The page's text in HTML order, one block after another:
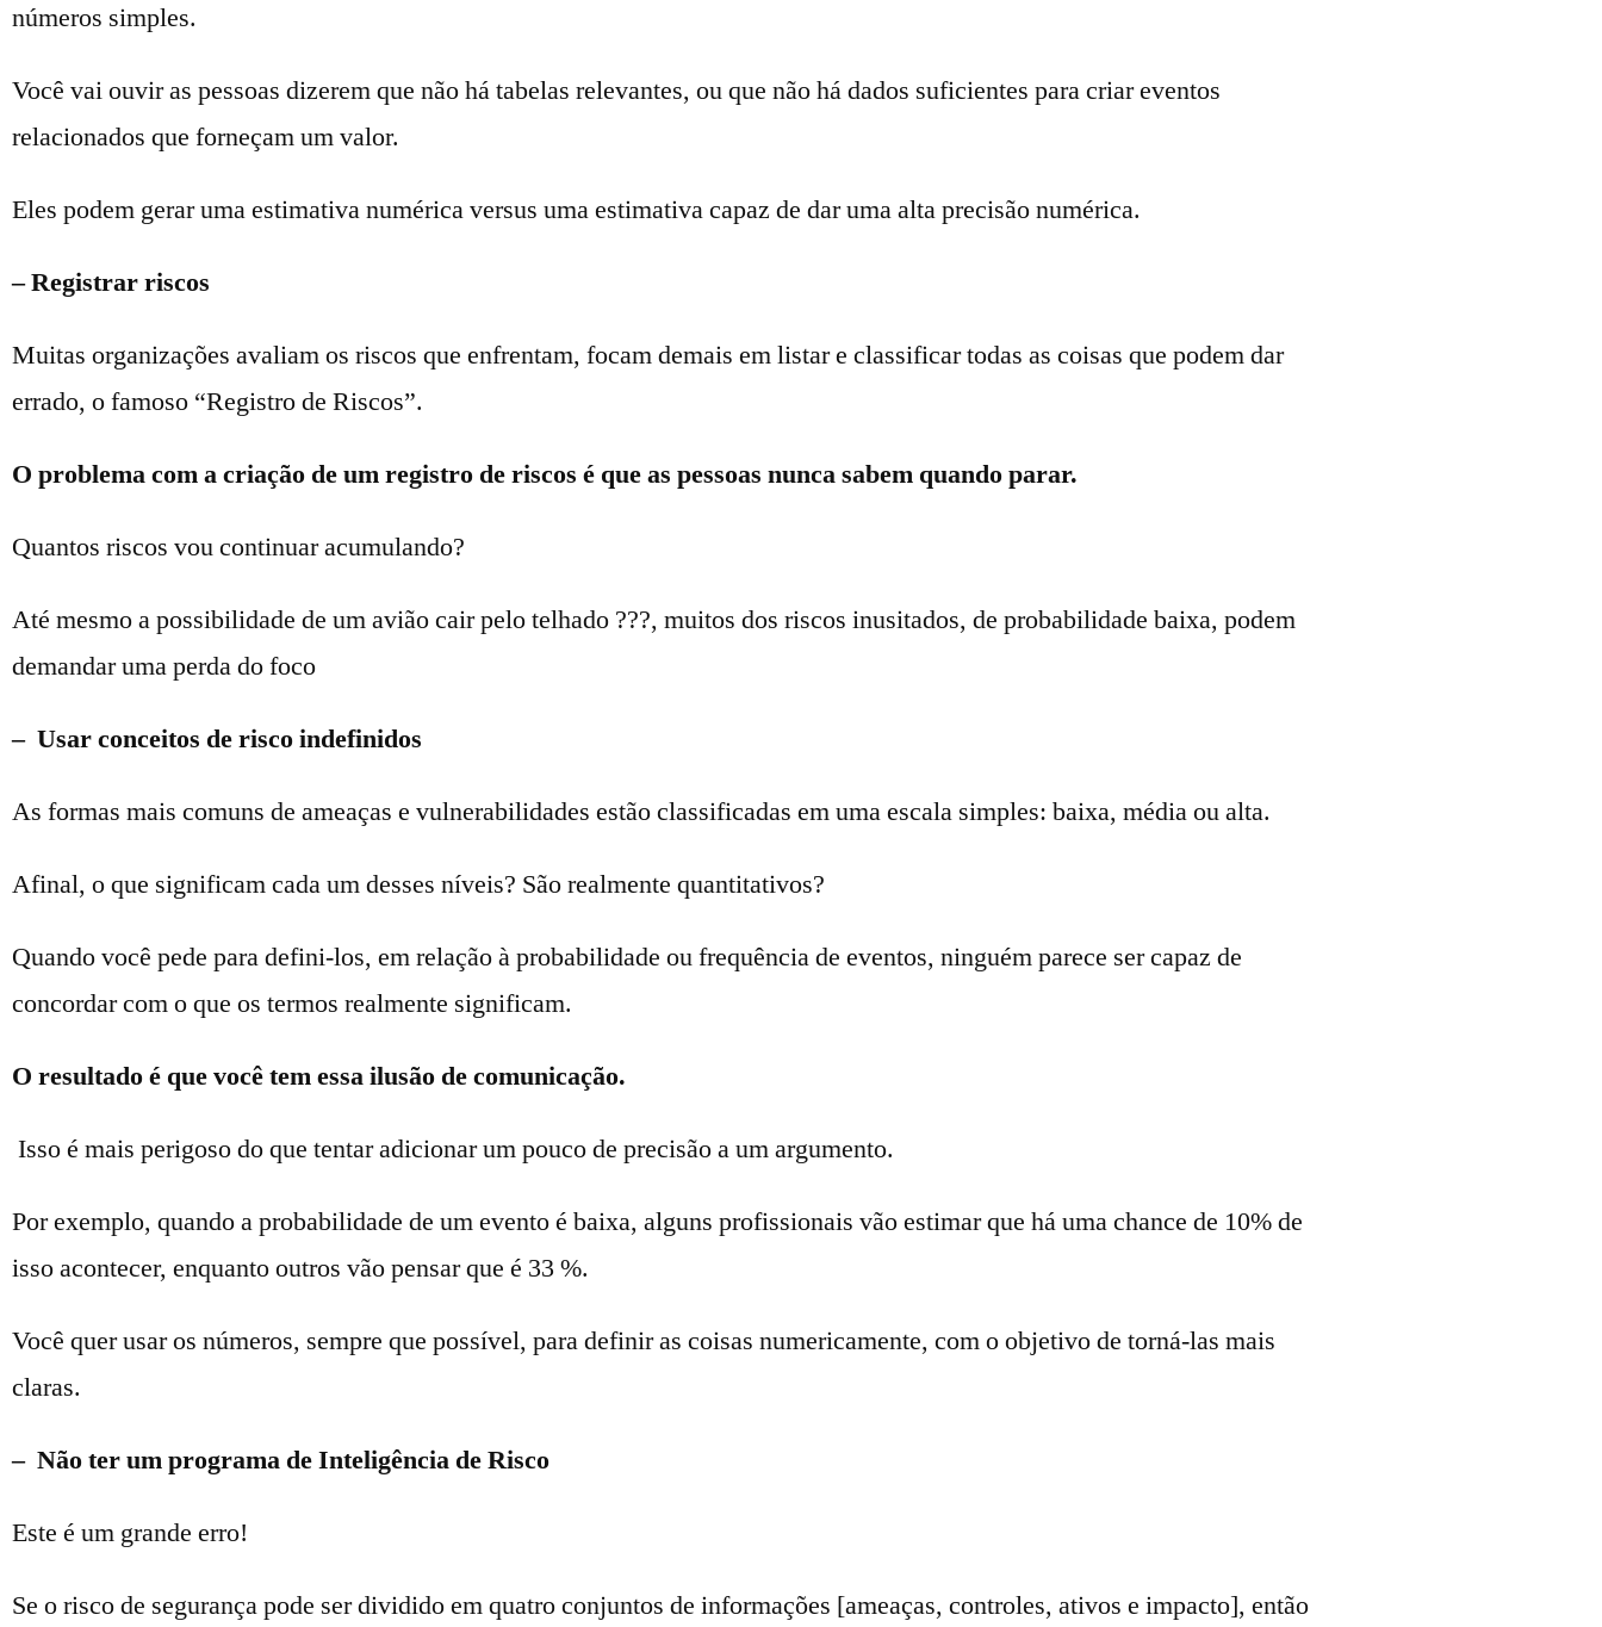
números simples.
Você vai ouvir as pessoas dizerem que não há tabelas relevantes, ou que não há dados suficientes para criar eventos
relacionados que forneçam um valor.
Eles podem gerar uma estimativa numérica versus uma estimativa capaz de dar uma alta precisão numérica.
– Registrar riscos
Muitas organizações avaliam os riscos que enfrentam, focam demais em listar e classificar todas as coisas que podem dar
errado, o famoso “Registro de Riscos”.
O problema com a criação de um registro de riscos é que as pessoas nunca sabem quando parar.
Quantos riscos vou continuar acumulando?
Até mesmo a possibilidade de um avião cair pelo telhado ???, muitos dos riscos inusitados, de probabilidade baixa, podem
demandar uma perda do foco
– Usar conceitos de risco indefinidos
As formas mais comuns de ameaças e vulnerabilidades estão classificadas em uma escala simples: baixa, média ou alta.
Afinal, o que significam cada um desses níveis? São realmente quantitativos?
Quando você pede para defini-los, em relação à probabilidade ou frequência de eventos, ninguém parece ser capaz de
concordar com o que os termos realmente significam.
O resultado é que você tem essa ilusão de comunicação.
Isso é mais perigoso do que tentar adicionar um pouco de precisão a um argumento.
Por exemplo, quando a probabilidade de um evento é baixa, alguns profissionais vão estimar que há uma chance de 10% de
isso acontecer, enquanto outros vão pensar que é 33 %.
Você quer usar os números, sempre que possível, para definir as coisas numericamente, com o objetivo de torná-las mais
claras.
– Não ter um programa de Inteligência de Risco
Este é um grande erro!
Se o risco de segurança pode ser dividido em quatro conjuntos de informações [ameaças, controles, ativos e impacto], então